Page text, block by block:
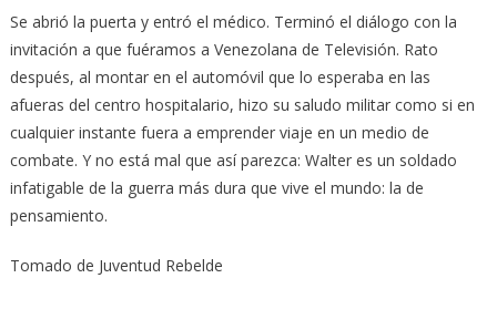
Se abrió la puerta y entró el médico. Terminó el diálogo con la
invitación a que fuéramos a Venezolana de Televisión. Rato
después, al montar en el automóvil que lo esperaba en las
afueras del centro hospitalario, hizo su saludo militar como si en
cualquier instante fuera a emprender viaje en un medio de
combate. Y no está mal que así parezca: Walter es un soldado
infatigable de la guerra más dura que vive el mundo: la de
pensamiento.
Tomado de Juventud Rebelde